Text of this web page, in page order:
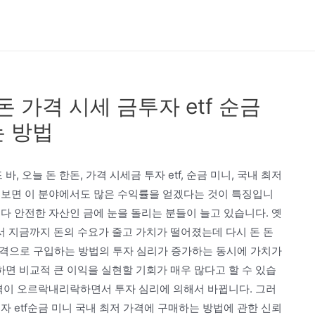
가격 시세 금투자 etf 순금
방법
, 오늘 돈 한돈, 가격 시세금 투자 etf, 순금 미니, 국내 최저
면 이 분야에서도 많은 수익률을 얻겠다는 것이 특징입니
안전한 자산인 금에 눈을 돌리는 분들이 늘고 있습니다. 옛
금까지 돈의 수요가 줄고 가치가 떨어졌는데 다시 돈 돈
로 구입하는 방법의 투자 심리가 증가하는 동시에 가치가
비교적 큰 이익을 실현할 기회가 매우 많다고 할 수 있습
오르락내리락하면서 투자 심리에 의해서 바뀝니다. 그러
etf순금 미니 국내 최저 가격에 구매하는 방법에 관한 신뢰